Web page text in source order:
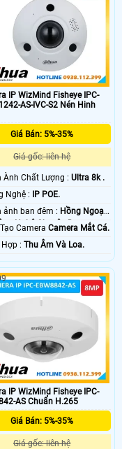
IP WizMind Fisheye IPC-
AS-IVC-S2 Nén Hinh
Giá Bán: 5%-35%
Giá gốc: liên hệ
Ành Chất Lượng :Ultra 8k .
👍 Công Nghệ : IP POE.
🌙 Hình ảnh ban đêm : Hồng Ngoại
Nghệ Chuyên Dụng.
Tạo CameraCamera Mắt Cá.
️📢 Tích Hợp :Thu Âm Và Loa.
IP WizMind Fisheye IPC-
EBW8842-AS Chuẩn H.265
Giá Bán: 5%-35%
Giá gốc: liên hệ